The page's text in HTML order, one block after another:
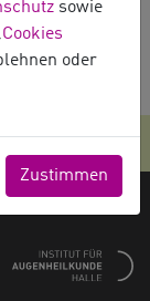
sowie
Cookies
oder
Zustimmen